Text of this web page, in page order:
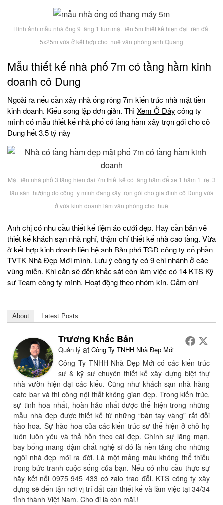
Hình ảnh mẫu nhà ống 9 tầng 1 tum mặt tiền 5m thiết kế hiện đại trên đất
5x25m vừa ở kết hợp cho thuê văn phòng anh Quang
Mẫu thiết kế nhà phố 7m có tầng hầm kinh
doanh cô Dung
Ngoài ra nếu cần xây nhà ống rộng 7m kiến trúc nhà mặt tiền
kinh doanh. Kiểu song lập đơn giản. Thì Xem Ở Đây công ty
mình có mẫu thiết kế nhà phố có tầng hầm xây trọn gói cho cô
Dung hết 3.5 tỷ này
Mặt tiền nhà phố 3 tầng hiện đại 7m thiết kế có tầng hầm để xe 1 hầm 1 trệt 3
lầu sân thượng do công ty mình đang xây trọn gói cho gia đình cô Dung vừa
ở vừa kinh doanh làm văn phòng cho thuê
Anh chị có nhu cầu thiết kế tiệm áo cưới đẹp. Hay cần bản vẽ
thiết kế khách sạn nhà nghỉ, thậm chí thiết kế nhà cao tầng. Vừa
ở kết hợp kinh doanh liên hệ anh Bản phó TGĐ công ty cổ phần
TVTK Nhà Đẹp Mới mình. Lưu ý công ty có 9 chi nhánh ở các
vùng miền. Khi cần sẽ đến khảo sát còn làm việc có 14 KTS Kỹ
sư Team công ty mình. Hoạt động theo nhóm kín. Cảm ơn!
About Latest Posts
Trương Khắc Bản
Quản lý at Công Ty TNHH Nhà Đẹp Mới
Công Ty TNHH Nhà Đẹp Mới có các kiến trúc
sư & kỹ sư chuyên thiết kế xây dựng biệt thự
nhà vườn hiện đại các kiểu. Cũng như khách sạn nhà hàng
cafe bar và thi công nội thất không gian đẹp. Trong kiến trúc,
sự tinh hoa nhất, hoàn hảo nhất được thể hiện trong những
mẫu nhà đẹp được thiết kế từ những “bàn tay vàng” rất đỗi
hào hoa. Sự hào hoa của các kiến trúc sư thể hiện ở chỗ họ
luôn luôn yêu và thả hồn theo cái đẹp. Chính sự lãng mạn,
bay bổng mang đậm chất nghệ sĩ đó là nền tảng cho những
ngôi nhà đẹp mới ra đời. Là một mảng màu không thể thiếu
trong bức tranh cuộc sống của bạn. Nếu có nhu cầu thực sự
hãy kết nối 0975 945 433 có zalo trao đỗi. KTS công ty xây
dựng sẽ đến tận nơi vị trí đất cần thiết kế và làm việc tại 34/34
tỉnh thành Việt Nam. Cho đi là còn mãi.!